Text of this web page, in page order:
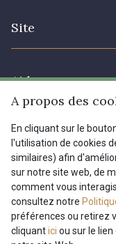
Site
Prix réduits
Magazine
Aide
Livraison :
Retours &
FAQ -
Modes de
Menu
Tous nos tissus
Magazine
A propos des
En cliquant sur le
l'utilisation de cookies
similaires) afin
sur notre site web, de
comment vous
consultez notre
préférences ou retirez
cliquantici ou sur le